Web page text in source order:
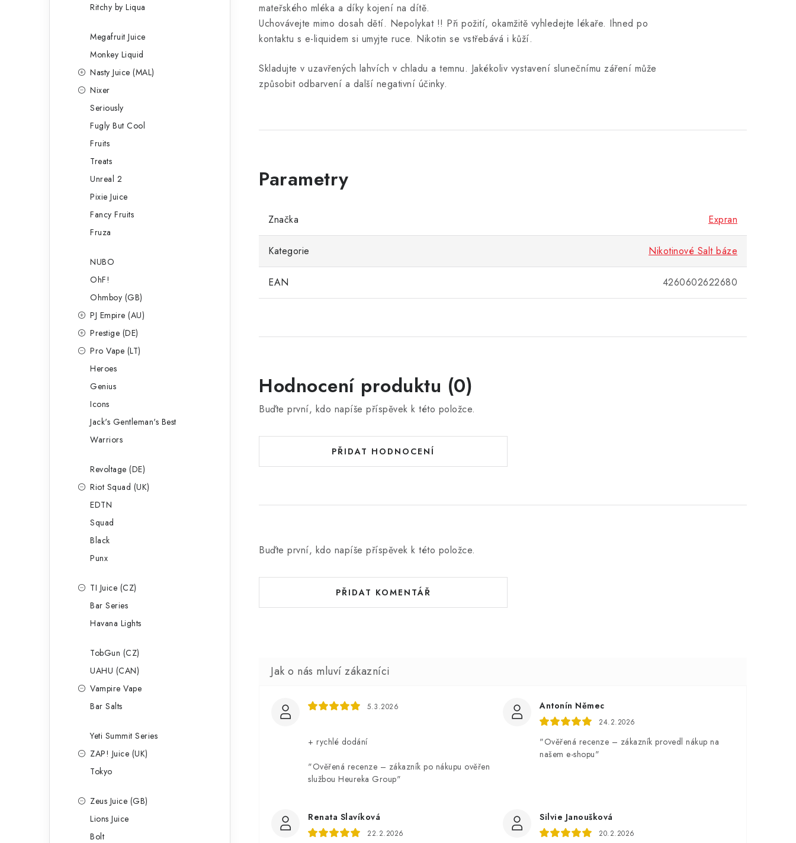
Ritchy by Liqua
Megafruit Juice
Monkey Liquid
Nasty Juice (MAL)
Nixer
Seriously
Fugly But Cool
Fruits
Treats
Unreal 2
Pixie Juice
Fancy Fruits
Fruza
NUBO
OhF!
Ohmboy (GB)
PJ Empire (AU)
Prestige (DE)
Pro Vape (LT)
Heroes
Genius
Icons
Jack's Gentleman's Best
Warriors
Revoltage (DE)
Riot Squad (UK)
EDTN
Squad
Black
Punx
TI Juice (CZ)
Bar Series
Havana Lights
TobGun (CZ)
UAHU (CAN)
Vampire Vape
Bar Salts
Yeti Summit Series
ZAP! Juice (UK)
Tokyo
Zeus Juice (GB)
Lions Juice
Bolt
mateřského mléka a díky kojení na dítě.
Uchovávejte mimo dosah dětí. Nepolykat !! Při požití, okamžitě vyhledejte lékaře. Ihned po
kontaktu s e-liquidem si umyjte ruce. Nikotin se vstřebává i kůží.
Skladujte v uzavřených lahvích v chladu a temnu. Jakékoliv vystavení slunečnímu záření může
způsobit odbarvení a další negativní účinky.
Značka Expran
Kategorie Nikotinové Salt báze
EAN 4260602622680
Hodnocení produktu (0)
Buďte první, kdo napíše příspěvek k této položce.
PŘIDAT HODNOCENÍ
Buďte první, kdo napíše příspěvek k této položce.
PŘIDAT KOMENTÁŘ
5.3.2026
+ rychlé dodání
"Ověřená recenze – zákazník po nákupu ověřen
službou Heureka Group"
Antonín Němec
24.2.2026
"Ověřená recenze – zákazník provedl nákup na
našem e-shopu"
Renata Slavíková
22.2.2026
Silvie Janoušková
20.2.2026